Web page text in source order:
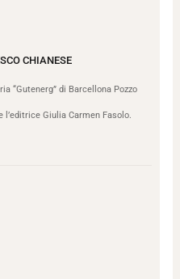
CHIANESE
“Gutenerg” di Barcellona Pozzo
l’editrice Giulia Carmen Fasolo.